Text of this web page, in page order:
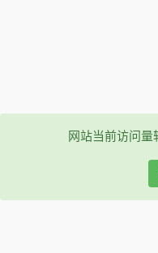
网站当前访问量